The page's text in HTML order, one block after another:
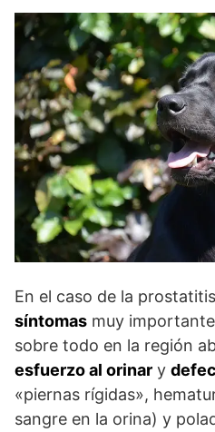
En el caso de la
síntomas muy
sobre todo en la región
esfuerzo al orinar y
«piernas rígidas»,
sangre en la orina) y